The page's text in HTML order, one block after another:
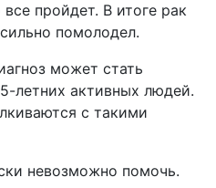
пройдет. В итоге рак
помолодел.
может стать
летних активных людей.
с такими
невозможно помочь.